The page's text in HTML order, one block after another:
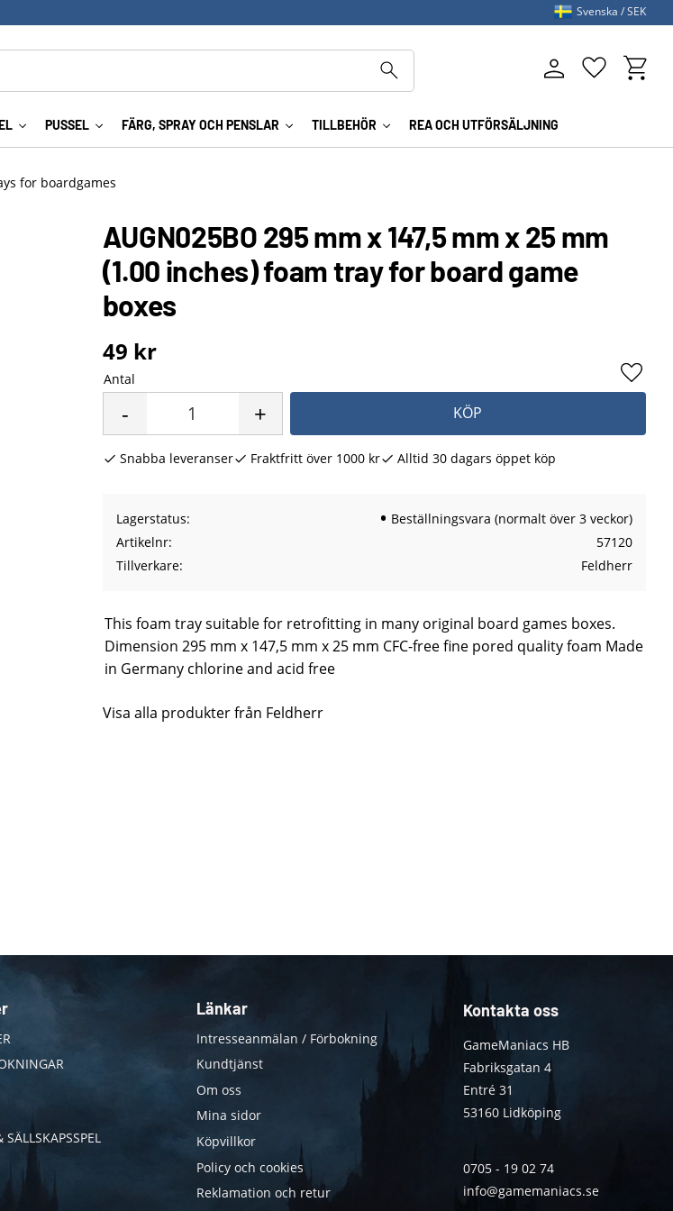
PUSSEL FÄRG, SPRAY OCH PENSLAR TILLBEHÖR REA OCH UTFÖRSÄLJNING
Favoriter
Svenska SEK
for boardgames
AUGN025BO 295 mm x 147,5 mm x 25 mm
(1.00 inches) foam tray for board game
boxes
49 kr
Antal
+
- KÖP
Lägg
Snabba leveranser Fraktfritt över 1000 kr Alltid 30 dagars öppet köp
Lagerstatus
Beställningsvara (normalt över 3 veckor)
Artikelnr
57120
Tillverkare
Feldherr
This foam tray suitable for retrofitting in many original board games boxes.
Dimension 295 mm x 147,5 mm x 25 mm CFC-free fine pored quality foam Made
in Germany chlorine and acid free
Visa alla produkter från Feldherr
SÄLLSKAPSSPEL
Länkar
Intresseanmälan / Förbokning
Kundtjänst
Om oss
Mina sidor
Köpvillkor
Policy och cookies
Reklamation och retur
Kontakta oss
GameManiacs HB
Fabriksgatan 4
Entré 31
53160 Lidköping
0705 - 19 02 74
info@gamemaniacs.se